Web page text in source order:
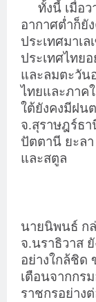
ทั้งนี้ เมื่อว
อากาศต่ำก็ยั
ประเทศมาเ
ประเทศไทย
และลมตะวัน
ไทยและภาค
ใต้ยังคงมีฝน
จ.สุราษฎร์ธ
ปัตตานี ยะลา
และสตูล
นายนิพนธ์ ก
จ.นราธิวาส
อย่างใกล้ชิด
เตือนจากกร
ราชกรอย่าง